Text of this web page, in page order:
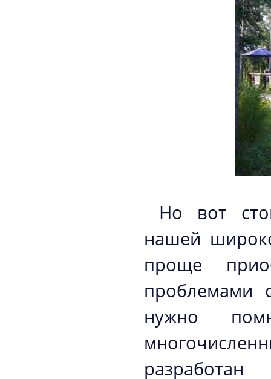
Но вот
нашей
проще
проблемами
нужно